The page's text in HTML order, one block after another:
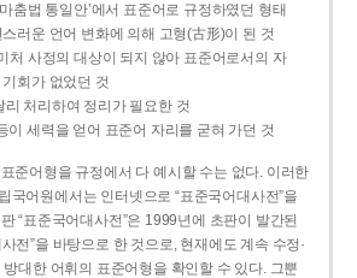
춤법 통일안’에서 표준어로 규정하였던 형태
러운 언어 변화에 의해 고형(古形)이 된 것
처 사정의 대상이 되지 않아 표준어로서의 자
회가 없었던 것
리 처리하여 정리가 필요한 것
이 세력을 얻어 표준어 자리를 굳혀 가던 것
준어형을 규정에서 다 예시할 수는 없다. 이러한
국어원에서는 인터넷으로 “표준국어대사전”을
“표준국어대사전”은 1999년에 초판이 발간된
전”을 바탕으로 한 것으로, 현재에도 계속 수정·
대한 어휘의 표준어형을 확인할 수 있다. 그뿐